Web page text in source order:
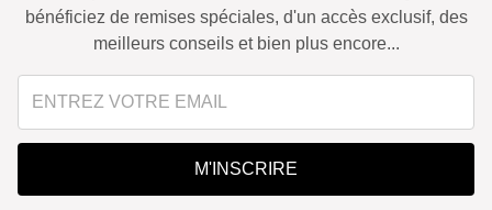
bénéficiez de remises spéciales, d'un accès exclusif, des
meilleurs conseils et bien plus encore...
M'INSCRIRE